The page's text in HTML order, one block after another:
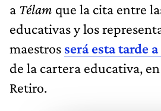
a Télam que la cita entre
educativas y los
maestros será esta tarde a
de la cartera educativa,
Retiro.